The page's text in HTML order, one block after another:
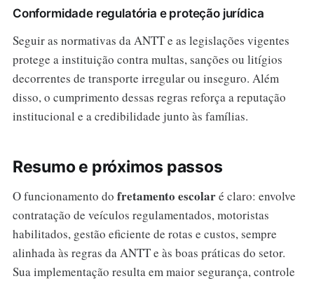
Conformidade regulatória e proteção jurídica
Seguir as normativas da ANTT e as legislações vigentes
protege a instituição contra multas, sanções ou litígios
decorrentes de transporte irregular ou inseguro. Além
disso, o cumprimento dessas regras reforça a reputação
institucional e a credibilidade junto às famílias.
Resumo e próximos passos
O funcionamento do fretamento escolaré claro: envolve
contratação de veículos regulamentados, motoristas
habilitados, gestão eficiente de rotas e custos, sempre
alinhada às regras da ANTT e às boas práticas do setor.
Sua implementação resulta em maior segurança, controle